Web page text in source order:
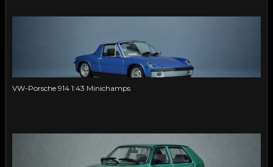
VW-Porsche 914 1:43 Minichamps